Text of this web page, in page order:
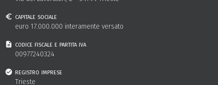
capitale sociale
euro 17.000.000 interamente versato
codice fiscale e partita iva
00977240324
registro imprese
Trieste